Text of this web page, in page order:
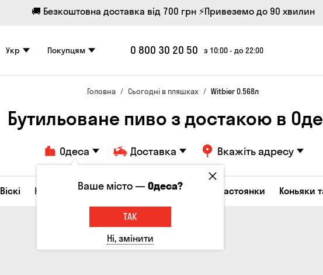
🚚 Безкоштовна доставка від 700 грн ⚡Привеземо до 90 хвилин
Укр Покупцям 0 800 30 20 50 з 10:00 - до 22:00
Головна Сьогодні в пляшках Witbier 0.568л
Бутильоване пиво з достакою в
Одеса Доставка Вкажіть адресу
Віскі Коктейлі Горілка Соджу Лікери та настоянки Коньяки
Ваше місто —Одеса?
ТАК
Ні, змінити